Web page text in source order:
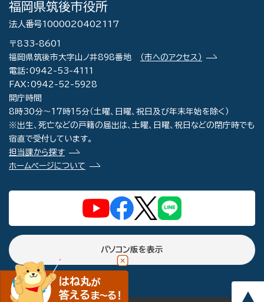
福岡県筑後市役所
法人番号1000020402117
〒833-8601
福岡県筑後市大字山ノ井898番地
（市へのアクセス）
電話：0942-53-4111
FAX：0942-52-5928
開庁時間
8時30分～17時15分（土曜、日曜、祝日及び年末年始を除く）
※出生、死亡などの戸籍の届出は、土曜、日曜、祝日などの閉庁時でも
宿直で受付しています。
担当課から探す
ホームページについて
パソコン版を表示